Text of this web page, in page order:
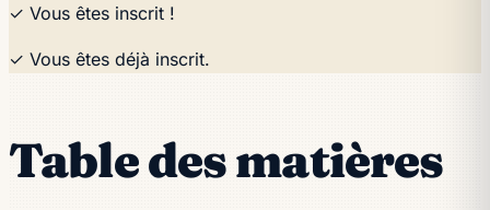
✓ Vous êtes inscrit !
✓ Vous êtes déjà inscrit.
Table des matières